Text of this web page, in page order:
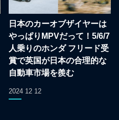
日本のカーオブザイヤーは
やっぱりMPVだって！5/6/7
人乗りのホンダ フリード受
賞で英国が日本の合理的な
自動車市場を羨む
2024 12 12